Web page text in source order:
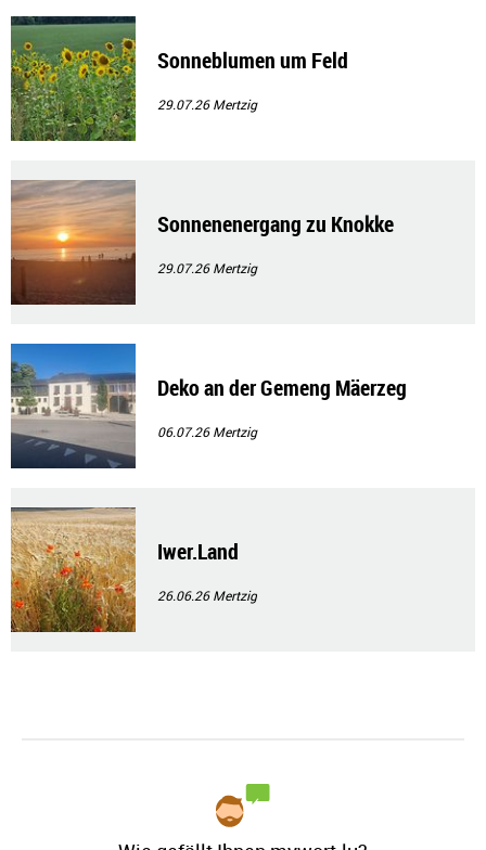
Sonneblumen um Feld
29.07.26Mertzig
Sonnenenergang zu Knokke
29.07.26Mertzig
Deko an der Gemeng Mäerzeg
06.07.26Mertzig
Iwer.Land
26.06.26Mertzig